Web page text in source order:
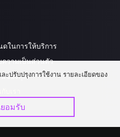
ในการให้บริการ
ความเป็นส่วนตัว
นของคุณ
ะปรับปรุงการใช้งาน รายละเอียดของ
อมรับ